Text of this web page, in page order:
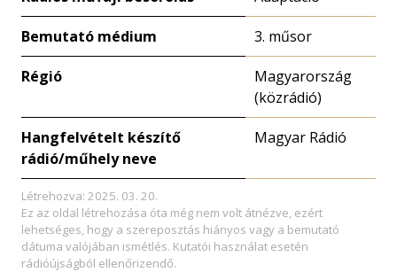
Bemutató médium 3. műsor
Régió
Magyarország
(közrádió)
Hangfelvételt készítő
rádió/műhely neve
Magyar Rádió
Létrehozva: 2025. 03. 20.
Ez az oldal létrehozása óta még nem volt átnézve, ezért
lehetséges, hogy a szereposztás hiányos vagy a bemutató
dátuma valójában ismétlés. Kutatói használat esetén
rádióújságból ellenőrizendő.